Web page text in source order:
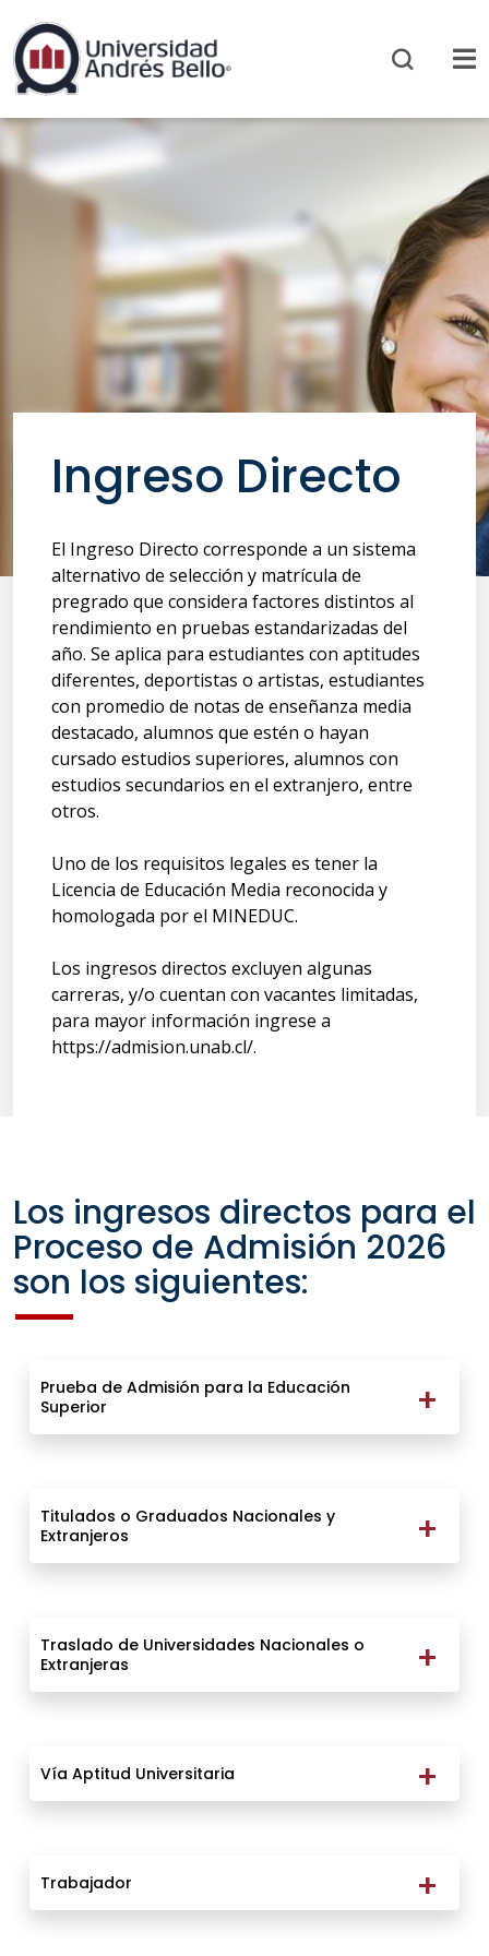
Ingreso Directo
El Ingreso Directo corresponde a un sistema
alternativo de selección y matrícula de
pregrado que considera factores distintos al
rendimiento en pruebas estandarizadas del
año. Se aplica para estudiantes con aptitudes
diferentes, deportistas o artistas, estudiantes
con promedio de notas de enseñanza media
destacado, alumnos que estén o hayan
cursado estudios superiores, alumnos con
estudios secundarios en el extranjero, entre
otros.
Uno de los requisitos legales es tener la
Licencia de Educación Media reconocida y
homologada por el MINEDUC.
Los ingresos directos excluyen algunas
carreras, y/o cuentan con vacantes limitadas,
para mayor información ingrese a
https://admision.unab.cl/.
Los ingresos directos para el
Proceso de Admisión 2026
son los siguientes:
Prueba de Admisión para la Educación
Superior
Titulados o Graduados Nacionales y
Extranjeros
Traslado de Universidades Nacionales o
Extranjeras
Vía Aptitud Universitaria
Trabajador